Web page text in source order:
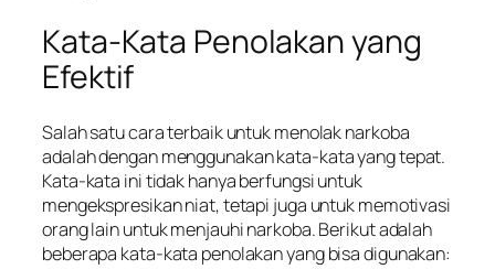
Kata-Kata Penolakan yang
Efektif
Salah satu cara terbaik untuk menolak narkoba
adalah dengan menggunakan kata-kata yang tepat.
Kata-kata ini tidak hanya berfungsi untuk
mengekspresikan niat, tetapi juga untuk memotivasi
orang lain untuk menjauhi narkoba. Berikut adalah
beberapa kata-kata penolakan yang bisa digunakan: